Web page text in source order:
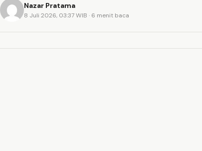
Nazar Pratama
8 Juli 2026, 03:37 WIB · 6 menit baca